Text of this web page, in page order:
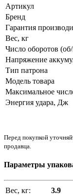
Артикул
Бренд
Гарантия
Вес, кг
Число оборотов
Напряжение
Тип патрона
Модель товара
Максимальное
Энергия удара, Дж
Перед покупкой
продавца.
Параметры
Вес, кг:
3.9